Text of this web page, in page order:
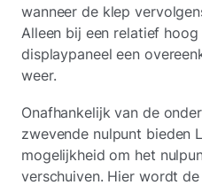
wanneer de klep
Alleen bij een relatief
displaypaneel een
weer.
Onafhankelijk van de
zwevende nulpunt bieden
mogelijkheid om het
verschuiven. Hier wordt